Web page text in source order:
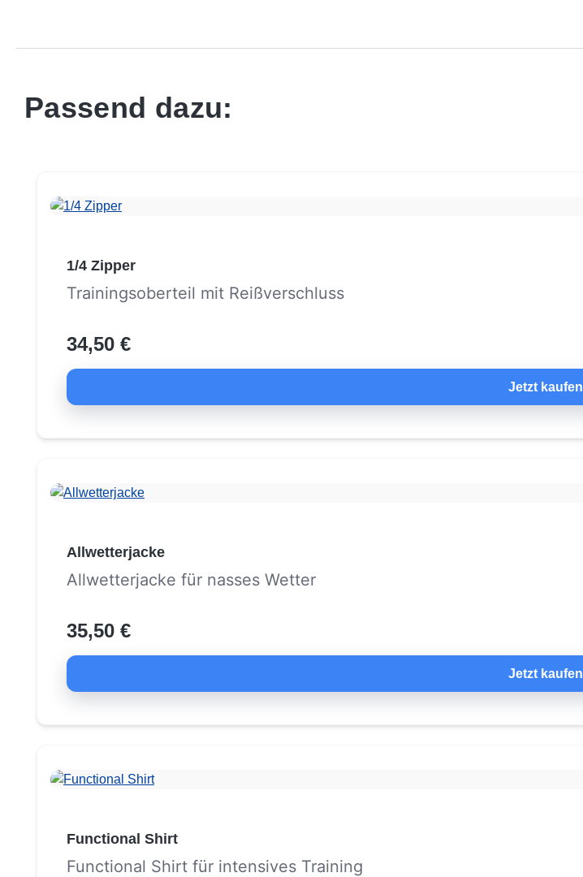
Passend dazu:
1/4 Zipper
Trainingsoberteil mit Reißverschluss
34,50 €
Jetzt kaufen
Allwetterjacke
Allwetterjacke für nasses Wetter
35,50 €
Jetzt kaufen
Functional Shirt
Functional Shirt für intensives Training